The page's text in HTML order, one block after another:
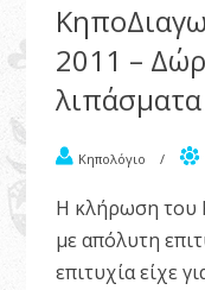
2011 –
λιπάσματα
Κηπολόγιο /
Η κλήρωση του
με απόλυτη
επιτυχία είχε